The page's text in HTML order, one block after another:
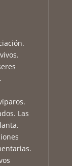
Las